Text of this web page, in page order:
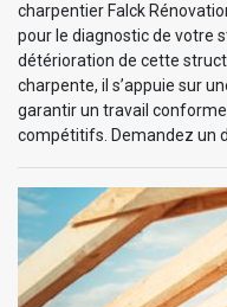
charpentier Falck
pour le diagnostic de votre
détérioration de cette
charpente, il s’appuie sur
garantir un travail conforme
compétitifs. Demandez un